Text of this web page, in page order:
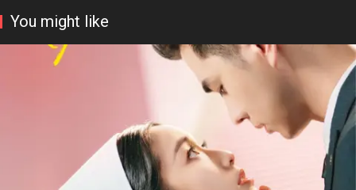
You might like